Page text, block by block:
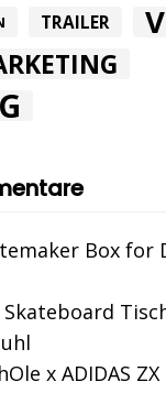
TRAILER
Box for
Skateboard
x ADIDAS ZX